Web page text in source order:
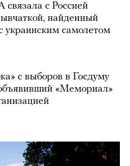
с Россией
найденный
украинским самолетом
с выборов в Госдуму
«Мемориал»